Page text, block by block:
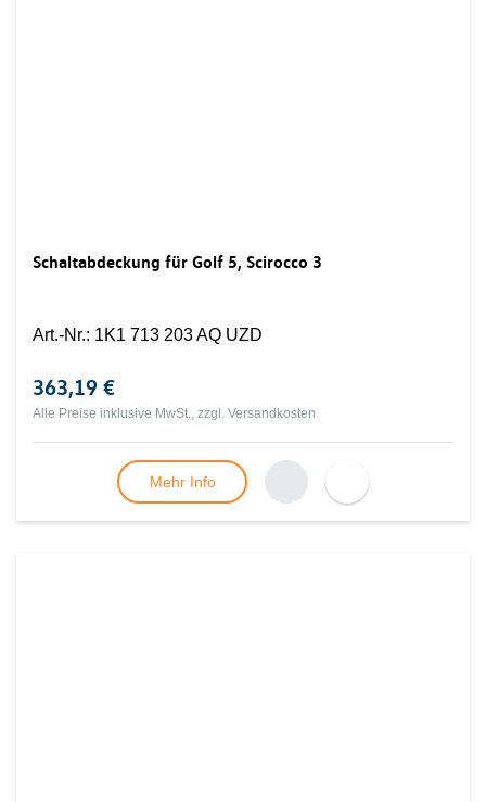
Schaltabdeckung für Golf 5, Scirocco 3
Art.-Nr.: 1K1 713 203 AQ UZD
363,19 €
Alle Preise inklusive MwSt., zzgl. Versandkosten
Mehr Info